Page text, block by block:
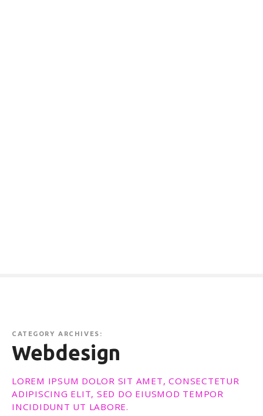
CATEGORY ARCHIVES:
Webdesign
LOREM IPSUM DOLOR SIT AMET, CONSECTETUR
ADIPISCING ELIT, SED DO EIUSMOD TEMPOR
INCIDIDUNT UT LABORE.